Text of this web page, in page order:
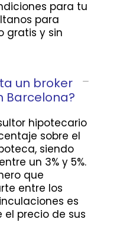
para tu
para
gratis y sin
un broker
Barcelona?
hipotecario
sobre el
siendo
un 3% y 5%.
que
entre los
es
precio de sus